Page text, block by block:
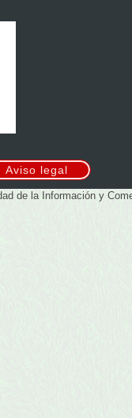
Aviso legal
de la Información y